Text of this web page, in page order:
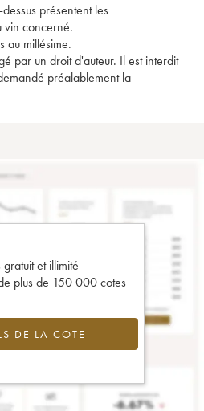
présentent les
vin concerné.
au millésime.
par un droit d'auteur. Il est interdit
préalablement la
et illimité
plus de 150 000 cotes
DE LA COTE